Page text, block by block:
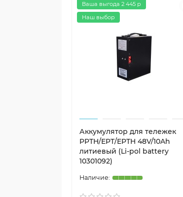
Ваша выгода 2 445 р
Наш выбор
Аккумулятор для тележек
PPTH/EPT/EPTH 48V/10Ah
литиевый (Li-pol battery
10301092)